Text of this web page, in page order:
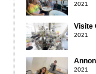
2021
Visite
2021
2021